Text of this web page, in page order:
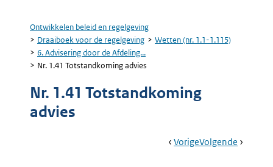
Kruimelpad
Ontwikkelen beleid en regelgeving
Draaiboek voor de regelgeving
Wetten (nr. 1.1-1.115)
6. Advisering door de Afdeling...
Nr. 1.41 Totstandkoming advies
Nr. 1.41 Totstandkoming
advies
Book
Ga
VorigePagina:
Ga
Volgende Pagina: